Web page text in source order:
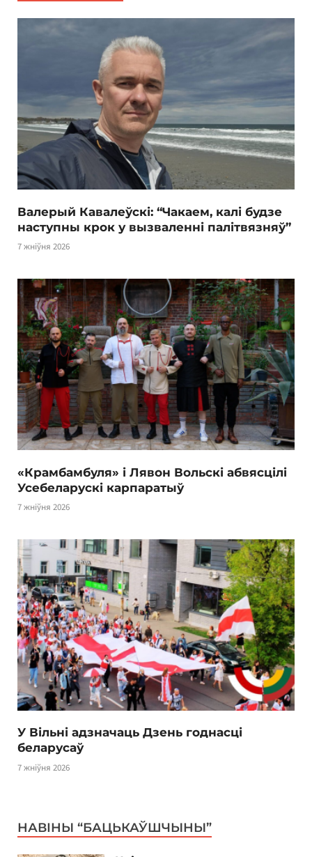
Валерый Кавалеўскі: “Чакаем, калі будзе
наступны крок у вызваленні палітвязняў”
7 жніўня 2026
«Крамбамбуля» і Лявон Вольскі абвясцілі
Усебеларускі карпаратыў
7 жніўня 2026
У Вільні адзначаць Дзень годнасці
беларусаў
7 жніўня 2026
НАВІНЫ “БАЦЬКАЎШЧЫНЫ”